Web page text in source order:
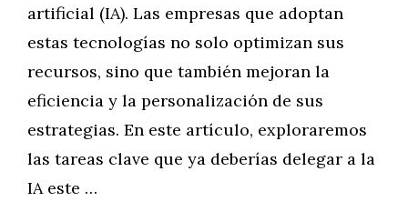
artificial (IA). Las empresas que adoptan
estas tecnologías no solo optimizan sus
recursos, sino que también mejoran la
eficiencia y la personalización de sus
estrategias. En este artículo, exploraremos
las tareas clave que ya deberías delegar a la
IA este …